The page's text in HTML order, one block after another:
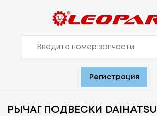
Регистрация
РЫЧАГ ПОДВЕСКИ DAIHATSU